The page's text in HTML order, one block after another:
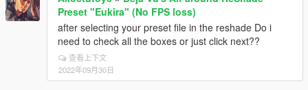
Preset "Eukira" (No FPS loss)
after selecting your preset file in the reshade Do i
need to check all the boxes or just click next??
查看上下文
2022年09月30日